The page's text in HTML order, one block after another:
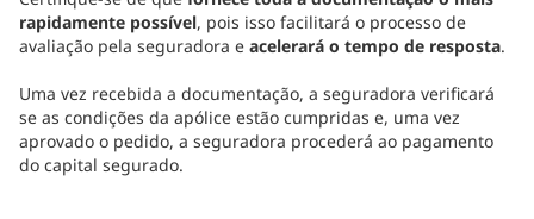
rapidamente possível, pois isso facilitará o processo de
avaliação pela seguradora e acelerará o tempo de resposta.
Uma vez recebida a documentação, a seguradora verificará
se as condições da apólice estão cumpridas e, uma vez
aprovado o pedido, a seguradora procederá ao pagamento
do capital segurado.